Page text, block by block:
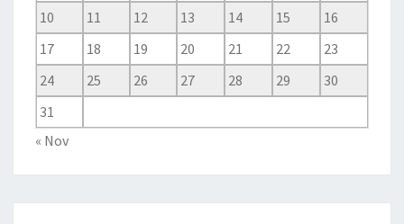
10
11 12 13 14 15
16
17
18 19 20 21 22
23
24
25 26 27 28 29
30
31
« Nov